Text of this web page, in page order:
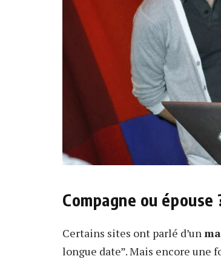
Compagne ou
Certains sites ont parlé d’un
longue date”. Mais encore une